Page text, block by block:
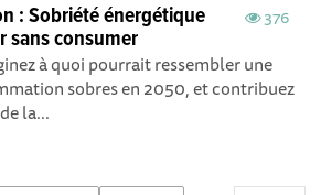
376
: Sobriété énergétique
sans consumer
à quoi pourrait ressembler une
sobres en 2050, et contribuez
la...